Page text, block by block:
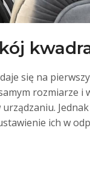
się na
rozmiarze i
ich w